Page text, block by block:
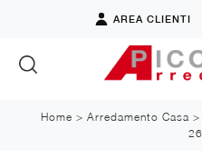
AREA CLIENTI
Home > Arredamento Casa >